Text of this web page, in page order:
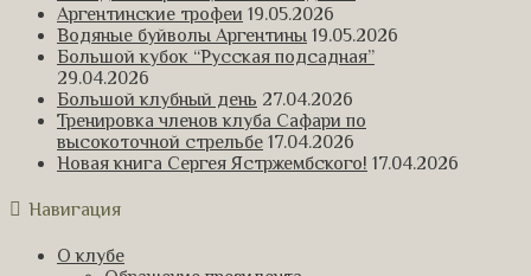
Аргентинские трофеи 19.05.2026
Водяные буйволы Аргентины 19.05.2026
Большой кубок “Русская подсадная”
29.04.2026
Большой клубный день 27.04.2026
Тренировка членов клуба Сафари по
высокоточной стрельбе 17.04.2026
Новая книга Сергея Ястржембского! 17.04.2026
Навигация
О клубе